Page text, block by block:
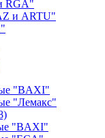
RGA"
и ARTU"
"BAXI"
"Лемакс"
"BAXI"